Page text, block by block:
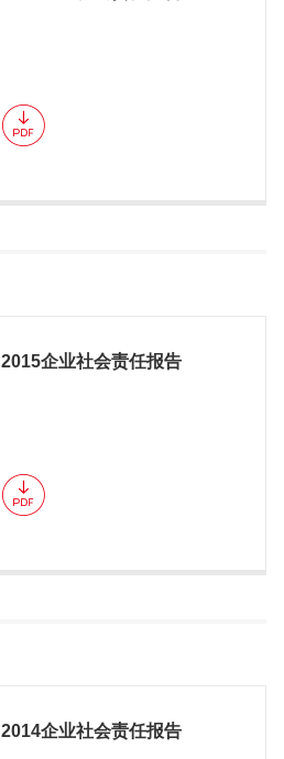
2015企业社会责任报告
2014企业社会责任报告